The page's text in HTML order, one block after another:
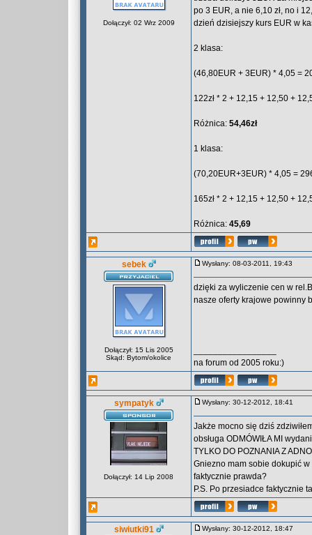
Dołączył: 02 Wrz 2009
po 3 EUR, a nie 6,10 zł, no i
dzień dzisiejszy kurs EUR w
2 klasa:
(46,80EUR + 3EUR) * 4,05 =
122zł * 2 + 12,15 + 12,50 +
Różnica: 54,46zł
1 klasa:
(70,20EUR+3EUR) * 4,05 =
165zł * 2 + 12,15 + 12,50 +
Różnica: 45,69
sebek
Dołączył: 15 Lis 2005
Skąd: Bytom/okolice
Wysłany: 08-03-2011, 19:43
dzięki za wyliczenie cen w
nasze oferty krajowe powinny
na forum od 2005 roku:)
sympatyk
Dołączył: 14 Lip 2008
Wysłany: 30-12-2012, 18:41
Jakże mocno się dziś
obsługa ODMÓWIŁA MI
TYLKO DO POZNANIA Z
Gniezno mam sobie dokupić
faktycznie prawda?
P.S. Po przesiadce faktycznie
siwiutki91 Wysłany: 30-12-2012, 18:47